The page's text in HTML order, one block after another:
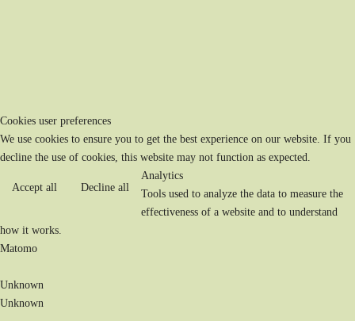
Cookies user preferences
We use cookies to ensure you to get the best experience on our website. If you
decline the use of cookies, this website may not function as expected.
Accept all Decline all
Analytics
Tools used to analyze the data to measure the
effectiveness of a website and to understand
how it works.
Matomo
Unknown
Unknown